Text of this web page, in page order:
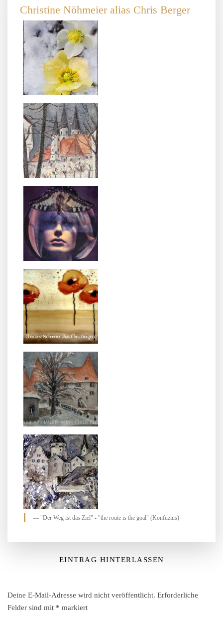
Christine Nöhmeier alias Chris Berger
"Der Weg ist das Ziel" - "the route is the goal" (Konfuzius)
EINTRAG HINTERLASSEN
Deine E-Mail-Adresse wird nicht veröffentlicht. Erforderliche
Felder sind mit * markiert